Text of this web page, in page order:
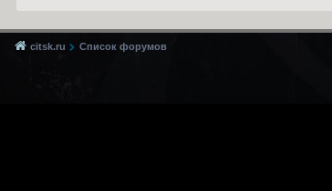
citsk.ru Список форумов